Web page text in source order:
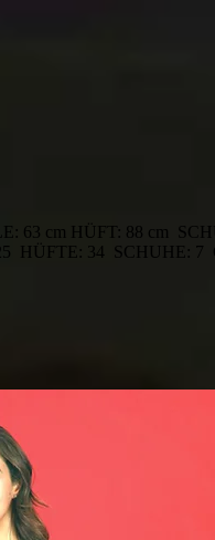
63 cm HÜFT: 88 cm
HÜFTE: 34 SCHUHE: 7